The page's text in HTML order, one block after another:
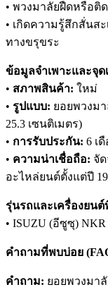
• พวงมาลัยฝืดหรือ
• เกิดความรู้สึกสั่น
ทางขรุขระ
ข้อมูลจำเพาะและจุ
• สภาพสินค้า: ใหม่
• รูปแบบ: ยอยพวงม
25.3 เซนติเมตร)
• การรับประกัน: 6 เ
• ความน่าเชื่อถือ: จั
อะไหล่ยนต์ตั้งแต่ปี
รุ่นรถและเครื่องยนต์
• ISUZU (อีซูซุ) NKR
คำถามที่พบบ่อย
คำถาม: ยอยพวงมา